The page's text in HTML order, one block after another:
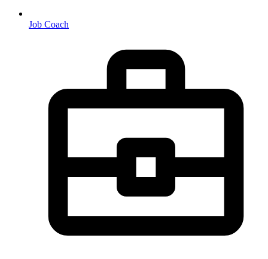
Job Coach